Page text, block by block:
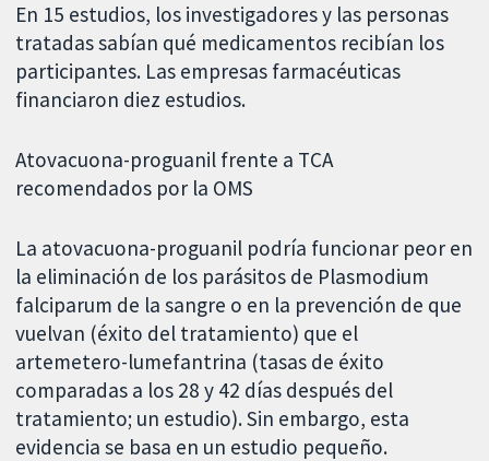
En 15 estudios, los investigadores y las personas
tratadas sabían qué medicamentos recibían los
participantes. Las empresas farmacéuticas
financiaron diez estudios.
Atovacuona-proguanil frente a TCA
recomendados por la OMS
La atovacuona-proguanil podría funcionar peor en
la eliminación de los parásitos de Plasmodium
falciparum de la sangre o en la prevención de que
vuelvan (éxito del tratamiento) que el
artemetero-lumefantrina (tasas de éxito
comparadas a los 28 y 42 días después del
tratamiento; un estudio). Sin embargo, esta
evidencia se basa en un estudio pequeño.